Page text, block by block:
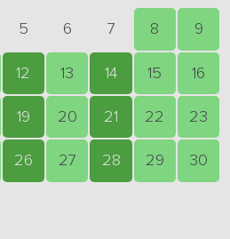
5 6 7 8 9
12 13 14 15 16
19 20 21 22 23
26 27 28 29 30